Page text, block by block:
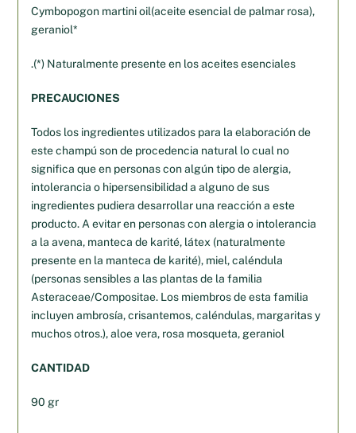
Cymbopogon martini oil(aceite esencial de palmar rosa),
geraniol*
.(*) Naturalmente presente en los aceites esenciales
PRECAUCIONES
Todos los ingredientes utilizados para la elaboración de
este champú son de procedencia natural lo cual no
significa que en personas con algún tipo de alergia,
intolerancia o hipersensibilidad a alguno de sus
ingredientes pudiera desarrollar una reacción a este
producto. A evitar en personas con alergia o intolerancia
a la avena, manteca de karité, látex (naturalmente
presente en la manteca de karité), miel, caléndula
(personas sensibles a las plantas de la familia
Asteraceae/Compositae. Los miembros de esta familia
incluyen ambrosía, crisantemos, caléndulas, margaritas y
muchos otros.), aloe vera, rosa mosqueta, geraniol
CANTIDAD
90 gr